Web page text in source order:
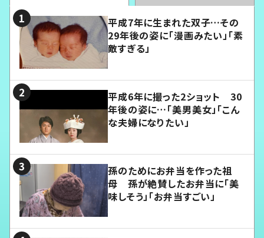
平成7年に生まれた双子…その
29年後の姿に「漫画みたい」「素
敵すぎる」
平成6年に撮った2ショット 30
年後の姿に…「美男美女」「こん
な夫婦になりたい」
孫のためにお弁当を作った祖
母 孫が絶賛したお弁当に「美
味しそう」「お弁当すごい」